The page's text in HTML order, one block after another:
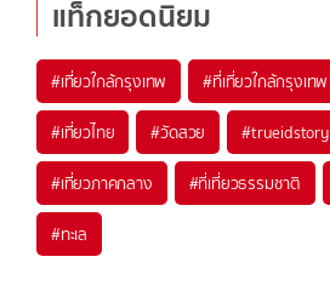
แท็กยอดนิยม
#เที่ยวใกล้กรุงเทพ #ที่เที่ยวใกล้กรุงเทพ
#เที่ยวไทย #วัดสวย #trueidstory
#เที่ยวภาคกลาง #ที่เที่ยวธรรมชาติ
#ทะเล